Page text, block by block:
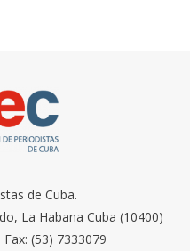
de Cuba.
La Habana Cuba (10400)
(53) 7333079